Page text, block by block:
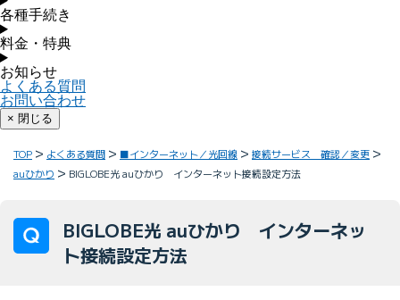
各種手続き
料金・特典
お知らせ
よくある質問
お問い合わせ
× 閉じる
TOP よくある質問 ■インターネット／光回線
接続サービス 確認／変更
auひかり
BIGLOBE光 auひかり インターネット接続設定方法
BIGLOBE光 auひかり インターネッ
ト接続設定方法